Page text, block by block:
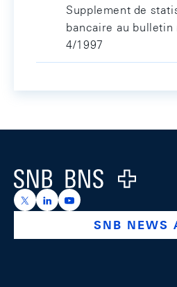
Supplement de
bancaire au bulletin
4/1997
Logo
https://x.com/snb_bns
https://ch.linkedin.com/
https://
SNB NEWS